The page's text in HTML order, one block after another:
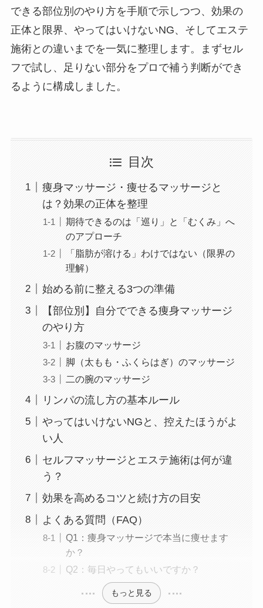
できる部位別のやり方を手順で示しつつ、効果の
正体と限界、やってはいけないNG、そしてエステ
施術との違いまでを一気に整理します。まずセル
フで試し、足りない部分をプロで補う判断ができ
るように構成しました。
目次
痩身マッサージ・痩せるマッサージと
は？効果の正体を整理
期待できるのは「巡り」と「むくみ」へ
のアプローチ
「脂肪が溶ける」わけではない（限界の
理解）
始める前に整える3つの準備
【部位別】自分でできる痩身マッサージ
のやり方
お腹のマッサージ
脚（太もも・ふくらはぎ）のマッサージ
二の腕のマッサージ
リンパの流し方の基本ルール
やってはいけないNGと、控えたほうがよ
い人
セルフマッサージとエステ施術は何が違
う？
効果を高めるコツと続け方の目安
よくある質問（FAQ）
Q1：痩身マッサージで本当に痩せます
か？
Q2：毎日やってもいいですか？
もっと見る